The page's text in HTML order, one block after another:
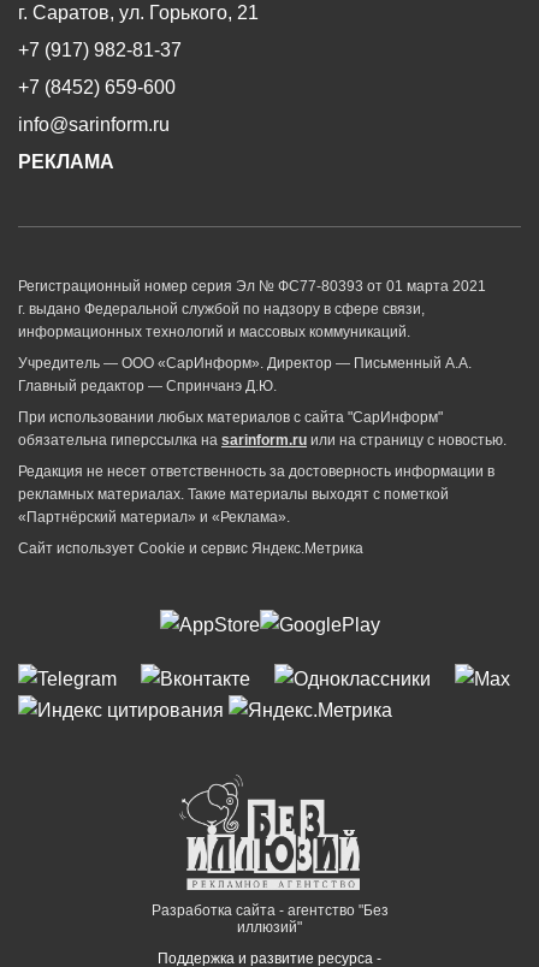
г. Саратов, ул. Горького, 21
+7 (917) 982-81-37
+7 (8452) 659-600
info@sarinform.ru
РЕКЛАМА
Регистрационный номер серия Эл № ФС77-80393 от 01 марта 2021
г. выдано Федеральной службой по надзору в сфере связи,
информационных технологий и массовых коммуникаций.
Учредитель — ООО «СарИнформ». Директор — Письменный А.А.
Главный редактор — Спринчанэ Д.Ю.
При использовании любых материалов с сайта "СарИнформ"
обязательна гиперссылка на sarinform.ru или на страницу с новостью.
Редакция не несет ответственность за достоверность информации в
рекламных материалах. Такие материалы выходят с пометкой
«Партнёрский материал» и «Реклама».
Сайт использует Cookie и сервиc Яндекс.Метрика
Разработка сайта - агентство "Без
иллюзий"
Поддержка и развитие ресурса -